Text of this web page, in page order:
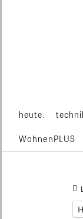
heute.
WohnenPLUS